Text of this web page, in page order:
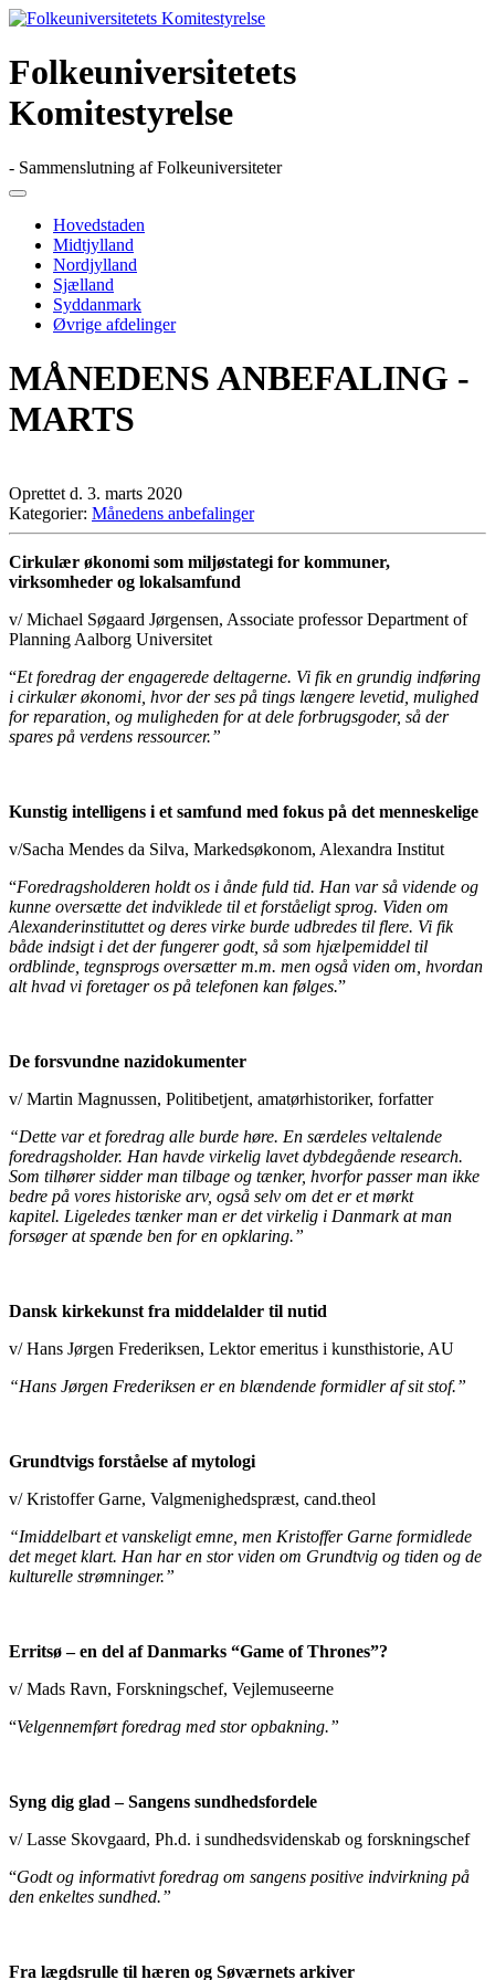
Skip
content
Folkeuniversitetets
Komitestyrelse
- Sammenslutning af Folkeuniversiteter
Primary
Hovedstaden
Midtjylland
Nordjylland
Sjælland
Syddanmark
Øvrige afdelinger
MÅNEDENS ANBEFALING -
MARTS
Oprettet d. 3. marts 2020
Kategorier: Månedens anbefalinger
Cirkulær økonomi som miljøstategi for kommuner,
virksomheder og lokalsamfund
v/ Michael Søgaard Jørgensen, Associate professor Department of
Planning Aalborg Universitet
“Et foredrag der engagerede deltagerne. Vi fik en grundig indføring
i cirkulær økonomi, hvor der ses på tings længere levetid, mulighed
for reparation, og muligheden for at dele forbrugsgoder, så der
spares på verdens ressourcer.”
Kunstig intelligens i et samfund med fokus på det menneskelige
v/Sacha Mendes da Silva, Markedsøkonom, Alexandra Institut
“Foredragsholderen holdt os i ånde fuld tid. Han var så vidende og
kunne oversætte det indviklede til et forståeligt sprog. Viden om
Alexanderinstituttet og deres virke burde udbredes til flere. Vi fik
både indsigt i det der fungerer godt, så som hjælpemiddel til
ordblinde, tegnsprogs oversætter m.m. men også viden om, hvordan
alt hvad vi foretager os på telefonen kan følges.”
De forsvundne nazidokumenter
v/ Martin Magnussen, Politibetjent, amatørhistoriker, forfatter
“Dette var et foredrag alle burde høre. En særdeles veltalende
foredragsholder. Han havde virkelig lavet dybdegående research.
Som tilhører sidder man tilbage og tænker, hvorfor passer man ikke
bedre på vores historiske arv, også selv om det er et mørkt
kapitel. Ligeledes tænker man er det virkelig i Danmark at man
forsøger at spænde ben for en opklaring.”
Dansk kirkekunst fra middelalder til nutid
v/ Hans Jørgen Frederiksen, Lektor emeritus i kunsthistorie, AU
“Hans Jørgen Frederiksen er en blændende formidler af sit stof.”
Grundtvigs forståelse af mytologi
v/ Kristoffer Garne, Valgmenighedspræst, cand.theol
“Imiddelbart et vanskeligt emne, men Kristoffer Garne formidlede
det meget klart. Han har en stor viden om Grundtvig og tiden og de
kulturelle strømninger.”
Erritsø – en del af Danmarks “Game of Thrones”?
v/ Mads Ravn, Forskningschef, Vejlemuseerne
“Velgennemført foredrag med stor opbakning.”
Syng dig glad – Sangens sundhedsfordele
v/ Lasse Skovgaard, Ph.d. i sundhedsvidenskab og forskningschef
“Godt og informativt foredrag om sangens positive indvirkning på
den enkeltes sundhed.”
Fra lægdsrulle til hæren og Søværnets arkiver